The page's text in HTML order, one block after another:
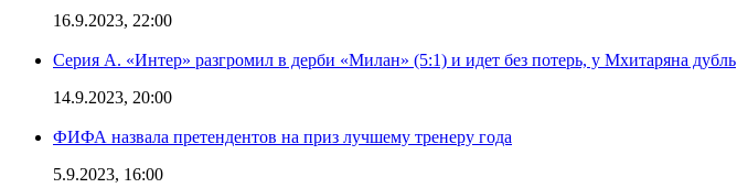
16.9.2023, 22:00
Серия А. «Интер» разгромил в дерби «Милан» (5:1) и идет без потерь, у Мхитаряна дубль
14.9.2023, 20:00
ФИФА назвала претендентов на приз лучшему тренеру года
5.9.2023, 16:00